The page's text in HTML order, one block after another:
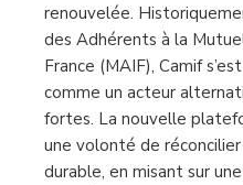
renouvelée.
des Adhérents à la
France (MAIF), Camif
comme un acteur
fortes. La nouvelle
une volonté de
durable, en misant sur